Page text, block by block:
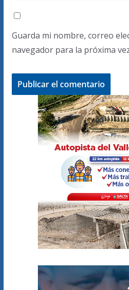
Guarda mi nombre, correo
navegador para la próxima